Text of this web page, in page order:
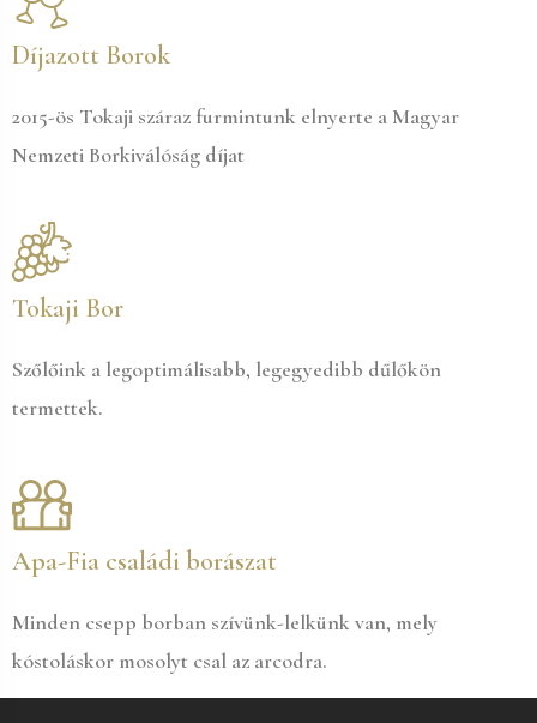
Díjazott Borok
2015-ös Tokaji száraz furmintunk elnyerte a Magyar
Nemzeti Borkiválóság díjat
Tokaji Bor
Szőlőink a legoptimálisabb, legegyedibb dűlőkön
termettek.
Apa-Fia családi borászat
Minden csepp borban szívünk-lelkünk van, mely
kóstoláskor mosolyt csal az arcodra.